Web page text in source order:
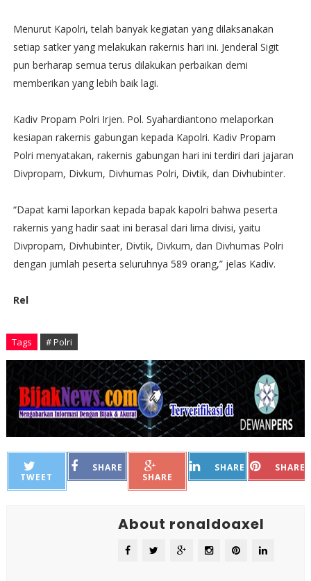
Menurut Kapolri, telah banyak kegiatan yang dilaksanakan
setiap satker yang melakukan rakernis hari ini. Jenderal Sigit
pun berharap semua terus dilakukan perbaikan demi
memberikan yang lebih baik lagi.
Kadiv Propam Polri Irjen. Pol. Syahardiantono melaporkan
kesiapan rakernis gabungan kepada Kapolri. Kadiv Propam
Polri menyatakan, rakernis gabungan hari ini terdiri dari jajaran
Divpropam, Divkum, Divhumas Polri, Divtik, dan Divhubinter.
“Dapat kami laporkan kepada bapak kapolri bahwa peserta
rakernis yang hadir saat ini berasal dari lima divisi, yaitu
Divpropam, Divhubinter, Divtik, Divkum, dan Divhumas Polri
dengan jumlah peserta seluruhnya 589 orang,” jelas Kadiv.
Rel
Tags # Polri
TWEET
SHARE
SHARE
SHARE SHARE
About ronaldoaxel